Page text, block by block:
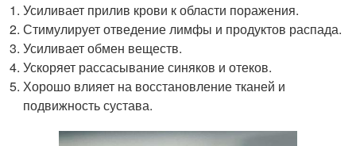
Усиливает прилив крови к области поражения.
Стимулирует отведение лимфы и продуктов распада.
Усиливает обмен веществ.
Ускоряет рассасывание синяков и отеков.
Хорошо влияет на восстановление тканей и
подвижность сустава.